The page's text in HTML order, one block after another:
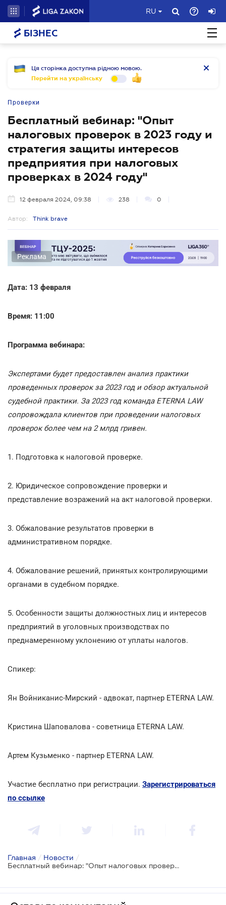
RU
БІЗНЕС
Ця сторінка доступна рідною мовою.
Перейти на українську
Проверки
Бесплатный вебинар: "Опыт
налоговых проверок в 2023 году и
стратегия защиты интересов
предприятия при налоговых
проверках в 2024 году"
12 февраля 2024, 09:38 238 0
Автор: Think brave
Реклама
Дата: 13 февраля
Время: 11:00
Программа вебинара:
Экспертами будет предоставлен анализ практики
проведенных проверок за 2023 год и обзор актуальной
судебной практики. За 2023 год команда ETERNA LAW
сопровождала клиентов при проведении налоговых
проверок более чем на 2 млрд гривен.
1. Подготовка к налоговой проверке.
2. Юридическое сопровождение проверки и
представление возражений на акт налоговой проверки.
3. Обжалование результатов проверки в
административном порядке.
4. Обжалование решений, принятых контролирующими
органами в судебном порядке.
5. Особенности защиты должностных лиц и интересов
предприятий в уголовных производствах по
преднамеренному уклонению от уплаты налогов.
Спикер:
Ян Войниканис-Мирский - адвокат, партнер ETERNA LAW.
Кристина Шаповалова - советница ETERNA LAW.
Артем Кузьменко - партнер ETERNA LAW.
Участие бесплатно при регистрации. Зарегистрироваться
по ссылке
Главная / Новости /
Бесплатный вебинар: "Опыт налоговых проверок в 2023 году и стратегия защиты интересов предприятия при налоговых проверках в 2024 году"